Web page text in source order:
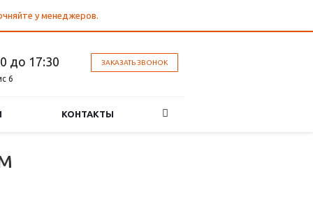
у менеджеров.
ЗАКАЗАТЬ ЗВОНОК
до 17:30
6
КОНТАКТЫ